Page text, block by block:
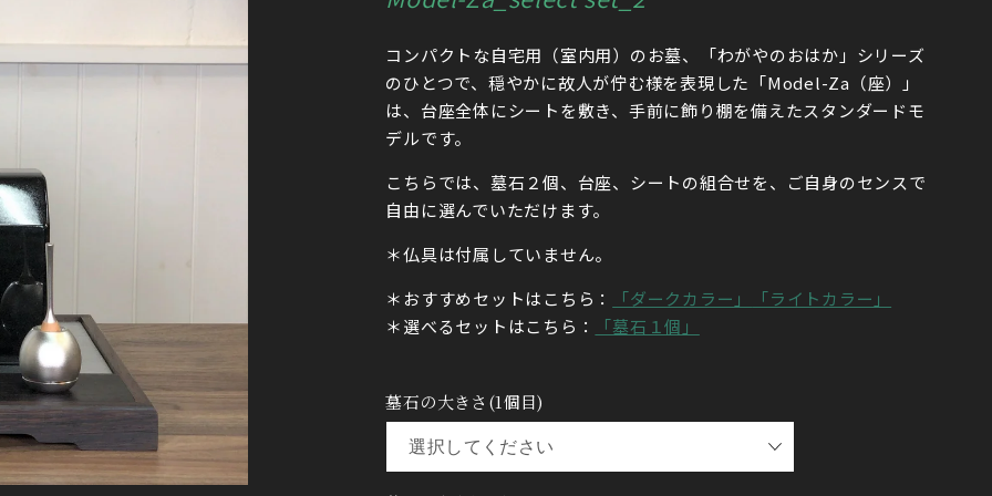
コンパクトな自宅用（室内用） のお墓、「わがやのおはか」シリーズ
のひとつで、穏やかに故人が佇む様を表現した「Model-Za（座）」
は、 台座全体にシートを敷き、手前に飾り棚を備えたスタンダードモ
デルです。
こちらでは、墓石２個、台座、シートの組合せを、ご自身のセンスで
自由に選んでいただけます。
＊仏具は付属していません。
＊おすすめセットはこちら：
「ダークカラー」
「ライトカラー」
＊選べるセットはこちら：
「墓石１個」
墓石の大きさ(1個目)